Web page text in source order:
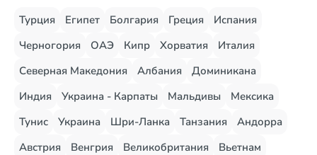
Турция Египет Болгария Греция
Испания
Черногория
ОАЭ Кипр Хорватия
Италия
Северная Македония
Албания
Доминикана
Индия
Украина - Карпаты Мальдивы
Мексика
Тунис
Украина Шри-Ланка Танзания
Андорра
Австрия
Венгрия Великобритания
Вьетнам